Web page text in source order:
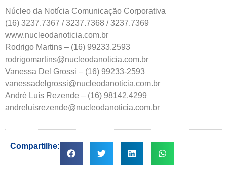
Núcleo da Notícia Comunicação Corporativa
(16) 3237.7367 / 3237.7368 / 3237.7369
www.nucleodanoticia.com.br
Rodrigo Martins – (16) 99233.2593
rodrigomartins@nucleodanoticia.com.br
Vanessa Del Grossi – (16) 99233-2593
vanessadelgrossi@nucleodanoticia.com.br
André Luís Rezende – (16) 98142.4299
andreluisrezende@nucleodanoticia.com.br
Compartilhe: